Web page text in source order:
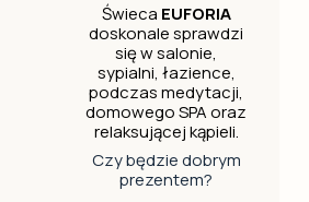
Świeca EUFORIA
doskonale sprawdzi
się w salonie,
sypialni, łazience,
podczas medytacji,
domowego SPA oraz
relaksującej kąpieli.
Czy będzie dobrym
prezentem?